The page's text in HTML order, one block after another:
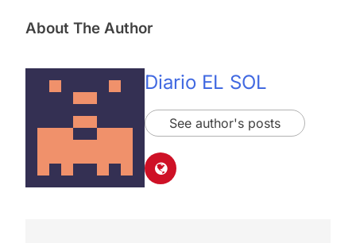
About The Author
Diario EL SOL
See author's posts